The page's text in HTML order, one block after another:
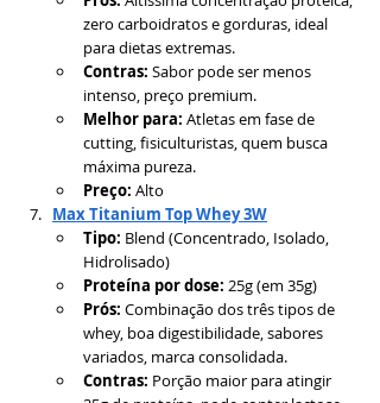
zero carboidratos e gorduras, ideal
para dietas extremas.
Contras: Sabor pode ser menos
intenso, preço premium.
Melhor para: Atletas em fase de
cutting, fisiculturistas, quem busca
máxima pureza.
Preço: Alto
Max Titanium Top Whey 3W
Tipo: Blend (Concentrado, Isolado,
Hidrolisado)
Proteína por dose: 25g (em 35g)
Prós: Combinação dos três tipos de
whey, boa digestibilidade, sabores
variados, marca consolidada.
Contras: Porção maior para atingir